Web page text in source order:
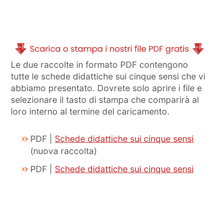
Le due raccolte in formato PDF contengono
tutte le schede didattiche sui cinque sensi che vi
abbiamo presentato. Dovrete solo aprire i file e
selezionare il tasto di stampa che comparirà al
loro interno al termine del caricamento.
PDF | Schede didattiche sui cinque sensi
(nuova raccolta)
PDF | Schede didattiche sui cinque sensi